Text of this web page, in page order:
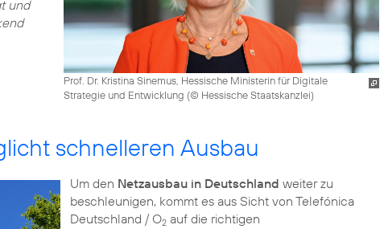
Prof. Dr. Kristina Sinemus, Hessische Ministerin für Digitale
Strategie und Entwicklung (© Hessische Staatskanzlei)
und
schnelleren Ausbau
Um den Netzausbau in Deutschland weiter zu
beschleunigen, kommt es aus Sicht von Telefónica
Deutschland / O2auf die richtigen